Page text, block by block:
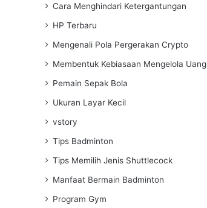
Cara Menghindari Ketergantungan
HP Terbaru
Mengenali Pola Pergerakan Crypto
Membentuk Kebiasaan Mengelola Uang
Pemain Sepak Bola
Ukuran Layar Kecil
vstory
Tips Badminton
Tips Memilih Jenis Shuttlecock
Manfaat Bermain Badminton
Program Gym